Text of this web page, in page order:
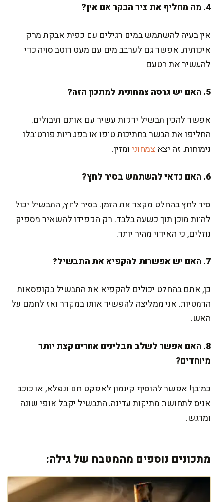
4. מה מחליף את ציר הבקר אם אין?
אין בעיה להשתמש במים רגילים עם כפית אבקת מרק
איכותית. אפשר גם לערבב מים עם מעט רוטב סויה כדי
להעשיר את הטעם.
5. האם יש גרסה צמחונית למתכון הזה?
אפשר להכין תבשיל ירקות עשיר עם אותם תיבולים.
החליפו את הבשר בחתיכות טופו או בפטריות פורטובלו
נימוחות. זה יצא צמחוניומזין.
6. האם כדאי להשתמש בסיר לחץ?
סיר לחץ בהחלט מקצר את הזמן. בסיר לחץ, התבשיל יכול
להיות מוכן תוך כשעה בלבד. רק הקפידו להשאיר מספיק
נוזלים, כי האידוי מהיר יותר.
7. האם יש אפשרות להקפיא את התבשיל?
כן, אתם בהחלט יכולים להקפיא את התבשיל בקופסאות
הרמטיות. אני ממליצה להפשיר אותו במקרר ואז לחמם על
האש.
8. האם אפשר לשלב תבלינים אחרים קצת יותר
מיוחדים?
כמובן! אפשר להוסיף קינמון לאפקט חם ונפלא, או כוכב
אניס לתחושת מתיקות עדינה. התבשיל יקבל אופי שונה
ומרגש.
מתכונים נוספים מהמטבח של גילה: